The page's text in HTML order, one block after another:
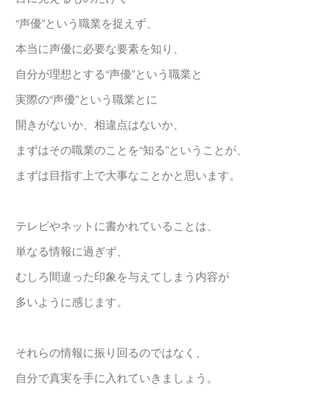
“声優”という職業を捉えず、
本当に声優に必要な要素を知り、
自分が理想とする“声優”という職業と
実際の“声優”という職業とに
開きがないか、相違点はないか、
まずはその職業のことを“知る”ということが、
まずは目指す上で大事なことかと思います。
テレビやネットに書かれていることは、
単なる情報に過ぎず、
むしろ間違った印象を与えてしまう内容が
多いように感じます。
それらの情報に振り回るのではなく、
自分で真実を手に入れていきましょう。